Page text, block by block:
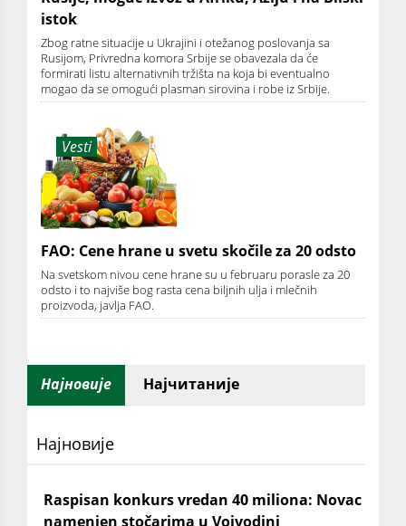
istok
Zbog ratne situacije u Ukrajini i otežanog poslovanja sa
Rusijom, Privredna komora Srbije se obavezala da će
formirati listu alternativnih tržišta na koja bi eventualno
mogao da se omogući plasman sirovina i robe iz Srbije.
Vesti
FAO: Cene hrane u svetu skočile za 20 odsto
Na svetskom nivou cene hrane su u februaru porasle za 20
odsto i to najviše bog rasta cena biljnih ulja i mlečnih
proizvoda, javlja FAO.
Најновије Најчитаније
Најновије
Raspisan konkurs vredan 40 miliona: Novac
namenjen stočarima u Vojvodini